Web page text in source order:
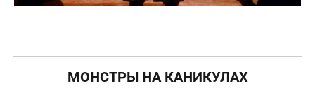
МОНСТРЫ НА КАНИКУЛАХ